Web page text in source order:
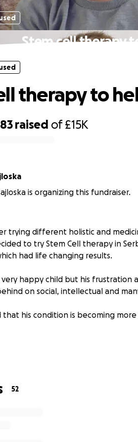
Stem cell therapy
raised of£15K
therapy to
is organizing this fundraiser.
trying different holistic and
to try Stem Cell therapy in
had life changing results.
very happy child but his
on social, intellectual and
that his condition is becoming
to start school in September with
hope for Bodhi to get the support
52